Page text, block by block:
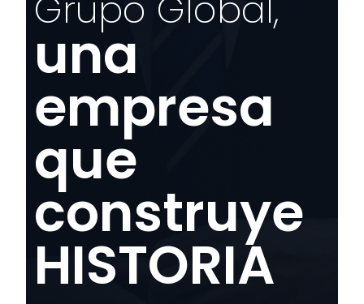
Grupo Global,
una
empresa
que
construye
HISTORIA